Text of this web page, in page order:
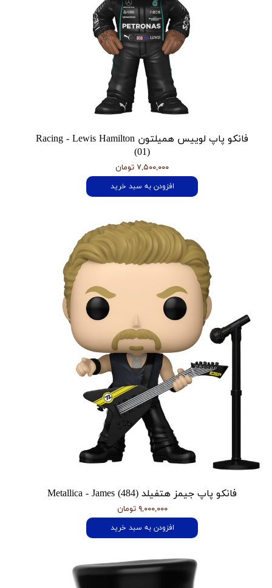
فانکو پاپ لوییس همیلتون Racing - Lewis Hamilton
(01)
۷,۵۰۰,۰۰۰ تومان
افزودن به سبد خرید
فانکو پاپ جیمز هتفیلد Metallica - James (484)
۹,۰۰۰,۰۰۰ تومان
افزودن به سبد خرید